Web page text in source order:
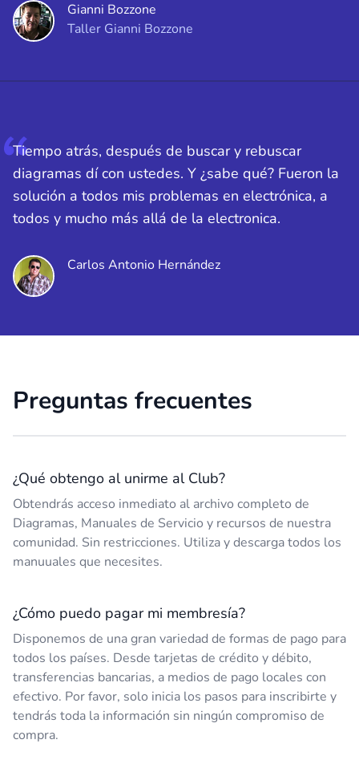
Gianni Bozzone
Taller Gianni Bozzone
Tiempo atrás, después de buscar y rebuscar
diagramas dí con ustedes. Y ¿sabe qué? Fueron la
solución a todos mis problemas en electrónica, a
todos y mucho más allá de la electronica.
Carlos Antonio Hernández
Preguntas frecuentes
¿Qué obtengo al unirme al Club?
Obtendrás acceso inmediato al archivo completo de
Diagramas, Manuales de Servicio y recursos de nuestra
comunidad. Sin restricciones. Utiliza y descarga todos los
manuuales que necesites.
¿Cómo puedo pagar mi membresía?
Disponemos de una gran variedad de formas de pago para
todos los países. Desde tarjetas de crédito y débito,
transferencias bancarias, a medios de pago locales con
efectivo. Por favor, solo inicia los pasos para inscribirte y
tendrás toda la información sin ningún compromiso de
compra.